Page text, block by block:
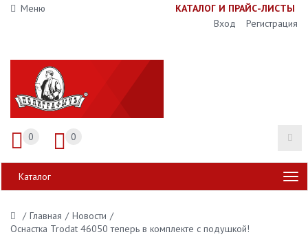
Меню КАТАЛОГ И ПРАЙС-ЛИСТЫ
Вход
Регистрация
0 0
Каталог
/ Главная / Новости /
Оснастка Trodat 46050 теперь в комплекте с подушкой!